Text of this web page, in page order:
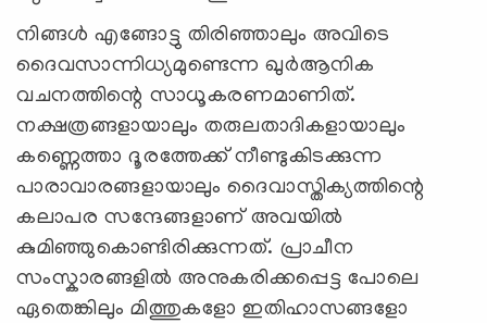
നിങ്ങള്‍ എങ്ങോട്ടു തിരിഞ്ഞാലും അവിടെ
ദൈവസാന്നിധ്യമുണ്ടെന്ന ഖുര്‍ആനിക
വചനത്തിന്റെ സാധൂകരണമാണിത്‌.
നക്ഷത്രങ്ങളായാലും തരുലതാദികളായാലും
കണ്ണെത്താ ദൂരത്തേക്ക്‌ നീണ്ടുകിടക്കുന്ന
പാരാവാരങ്ങളായാലും ദൈവാസ്തിക്യത്തിന്റെ
കലാപര സന്ദേങ്ങളാണ്‌ അവയില്‍
കുമിഞ്ഞുകൊണ്ടിരിക്കുന്നത്‌. പ്രാചീന
സംസ്കാരങ്ങളില്‍ അനുകരിക്കപ്പെട്ട പോലെ
ഏതെങ്കിലും മിത്തുകളോ ഇതിഹാസങ്ങളോ